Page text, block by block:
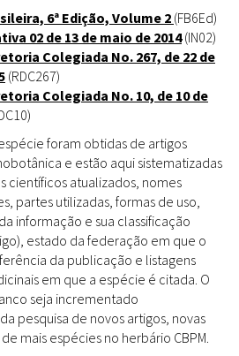
6ª Edição, Volume 2 (FB6Ed)
02 de 13 de maio de 2014(IN02)
Colegiada No. 267, de 22 de
(RDC267)
Colegiada No. 10, de 10 de
foram obtidas de artigos
e estão aqui sistematizadas
científicos atualizados, nomes
partes utilizadas, formas de uso,
informação e sua classificação
estado da federação em que o
da publicação e listagens
em que a espécie é citada. O
seja incrementado
pesquisa de novos artigos, novas
mais espécies no herbário CBPM.